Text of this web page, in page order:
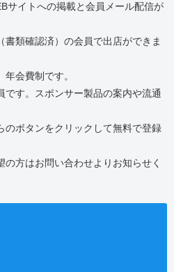
サイトへの掲載と会員メール配信が
書類確認済）の会員で出店ができま
会費制です。
です。スポンサー製品の案内や流通
のボタンをクリックして無料で登録
の方はお問い合わせよりお知らせく